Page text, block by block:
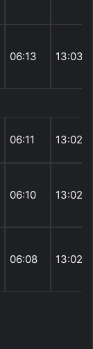
06:13 13:03
06:11 13:02
06:10 13:02
06:08 13:02